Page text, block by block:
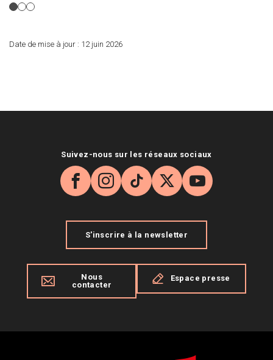
Date de mise à jour : 12 juin 2026
Suivez-nous sur les réseaux sociaux
Facebook
Instagram
TikTok
X YouTube
S'inscrire à la newsletter
Nous
contacter
Espace presse